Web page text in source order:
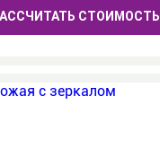
СТОИМОСТЬ